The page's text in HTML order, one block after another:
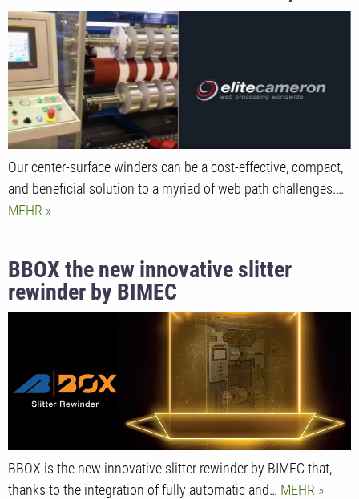
compact, and beneficial solution
Our center-surface winders can be a cost-effective, compact,
and beneficial solution to a myriad of web path challenges.…
MEHR
BBOX the new innovative slitter
rewinder by BIMEC
BBOX is the new innovative slitter rewinder by BIMEC that,
thanks to the integration of fully automatic and… MEHR